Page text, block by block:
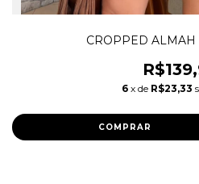
CROPPED ALMAH
6 x de R$23,33
COMPRAR